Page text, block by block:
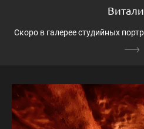
Скоро в галерее студийных